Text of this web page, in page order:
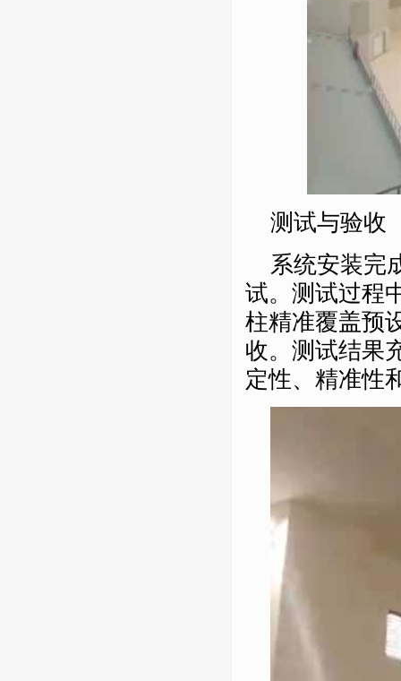
测试与验收
系统安装完
试。测试过程
柱精准覆盖预
收。测试结果
定性、精准性